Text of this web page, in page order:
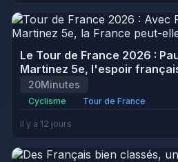
Le Tour de France 2026 :
Martinez 5e, l'espoir
20Minutes
Cyclisme Tour de France
il y a 12 jours